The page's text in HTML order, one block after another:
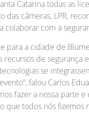
Catarina todas as
câmeras, LPR,
com a
para a cidade de
de segurança
se
falou Carlos
fazer a nossa parte
que todos nós fizemos